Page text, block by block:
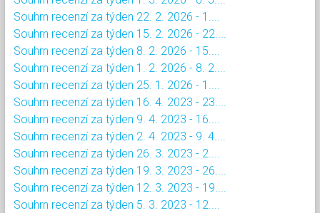
Souhrn recenzí za týden 22. 2. 2026 - 1....
Souhrn recenzí za týden 15. 2. 2026 - 22....
Souhrn recenzí za týden 8. 2. 2026 - 15....
Souhrn recenzí za týden 1. 2. 2026 - 8. 2....
Souhrn recenzí za týden 25. 1. 2026 - 1....
Souhrn recenzí za týden 16. 4. 2023 - 23....
Souhrn recenzí za týden 9. 4. 2023 - 16....
Souhrn recenzí za týden 2. 4. 2023 - 9. 4....
Souhrn recenzí za týden 26. 3. 2023 - 2....
Souhrn recenzí za týden 19. 3. 2023 - 26....
Souhrn recenzí za týden 12. 3. 2023 - 19....
Souhrn recenzí za týden 5. 3. 2023 - 12....